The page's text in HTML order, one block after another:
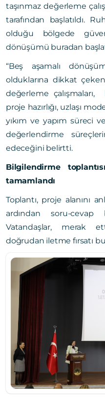
taşınmaz değerleme
tarafından başlatıldı.
olduğu bölgede
dönüşümü buradan
“Beş aşamalı
olduklarına dikkat
değerleme
proje hazırlığı, uzlaşı
yıkım ve yapım süreci
değerlendirme
edeceğini belirtti.
Bilgilendirme
tamamlandı
Toplantı, proje alanını
ardından soru-
Vatandaşlar, merak
doğrudan iletme fırsatı